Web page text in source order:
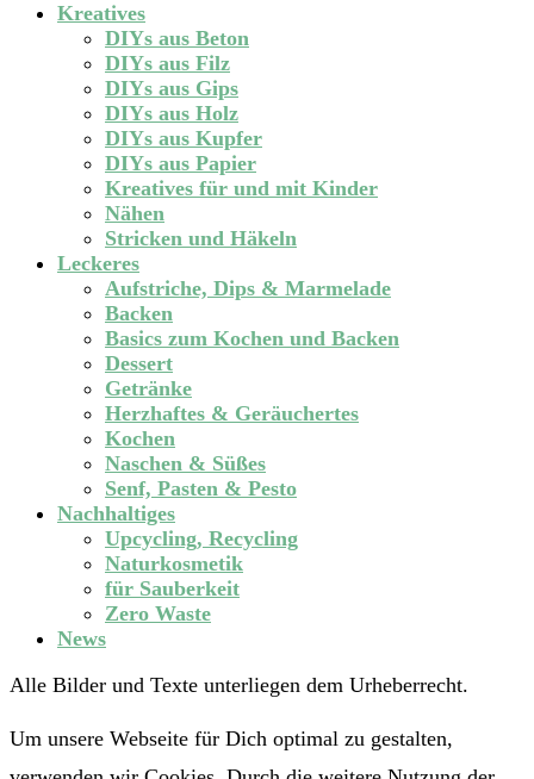
Kreatives
DIYs aus Beton
DIYs aus Filz
DIYs aus Gips
DIYs aus Holz
DIYs aus Kupfer
DIYs aus Papier
Kreatives für und mit Kinder
Nähen
Stricken und Häkeln
Leckeres
Aufstriche, Dips & Marmelade
Backen
Basics zum Kochen und Backen
Dessert
Getränke
Herzhaftes & Geräuchertes
Kochen
Naschen & Süßes
Senf, Pasten & Pesto
Nachhaltiges
Upcycling, Recycling
Naturkosmetik
für Sauberkeit
Zero Waste
News
Alle Bilder und Texte unterliegen dem Urheberrecht.
Um unsere Webseite für Dich optimal zu gestalten,